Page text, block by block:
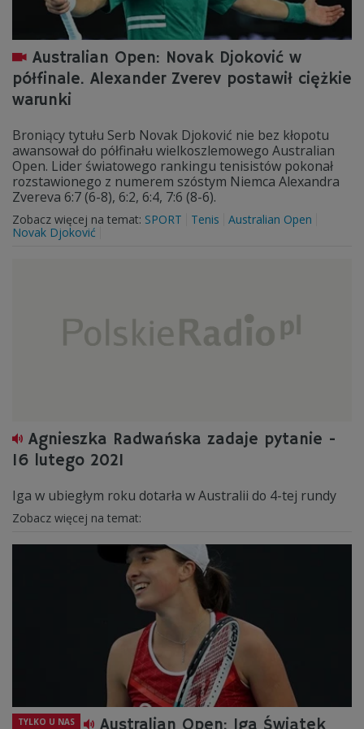
Australian Open: Novak Djoković w
półfinale. Alexander Zverev postawił ciężkie
warunki
Broniący tytułu Serb Novak Djoković nie bez kłopotu
awansował do półfinału wielkoszlemowego Australian
Open. Lider światowego rankingu tenisistów pokonał
rozstawionego z numerem szóstym Niemca Alexandra
Zvereva 6:7 (6-8), 6:2, 6:4, 7:6 (8-6).
Zobacz więcej na temat: SPORT Tenis
Australian Open
Novak Djoković
Agnieszka Radwańska zadaje pytanie -
16 lutego 2021
Iga w ubiegłym roku dotarła w Australii do 4-tej rundy
Zobacz więcej na temat:
TYLKO U NAS